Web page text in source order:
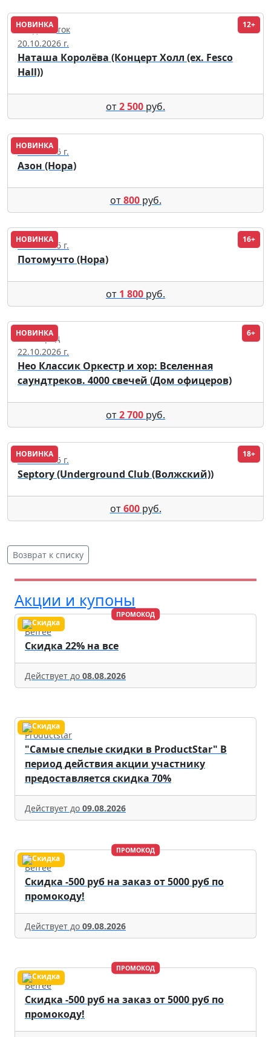
НОВИНКА 12+
Владивосток
20.10.2026 г.
Наташа Королёва (Концерт Холл (ex. Fesco
Hall))
от2 500 руб.
НОВИНКА
28.11.2026 г.
Азон (Нора)
от800руб.
НОВИНКА 16+
10.12.2026 г.
Потомучто (Нора)
от 1 800 руб.
НОВИНКА 6+
Волгоград
22.10.2026 г.
Нео Классик Оркестр и хор: Вселенная
саундтреков. 4000 свечей (Дом офицеров)
от2 700 руб.
НОВИНКА 18+
08.09.2026 г.
Septory (Underground Club (Волжский))
от600руб.
Возврат к списку
Акции и купоны
ПРОМОКОД
Befree
Скидка 22% на все
Действует до 08.08.2026
Productstar
"Самые спелые скидки в ProductStar" В
период действия акции участнику
предоставляется скидка 70%
Действует до 09.08.2026
ПРОМОКОД
Befree
Скидка -500 руб на заказ от 5000 руб по
промокоду!
Действует до 09.08.2026
ПРОМОКОД
Befree
Скидка -500 руб на заказ от 5000 руб по
промокоду!